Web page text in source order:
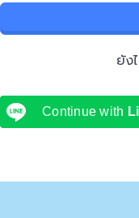
ยัง
Continue with